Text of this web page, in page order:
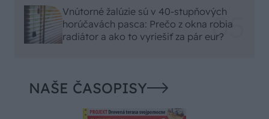
Vnútorné žalúzie sú v 40-stupňových
horúčavách pasca: Prečo z okna robia
radiátor a ako to vyriešiť za pár eur?
NAŠE ČASOPISY